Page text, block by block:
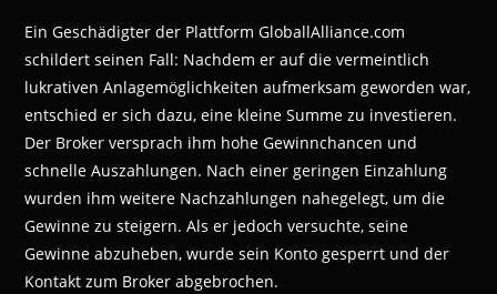
Ein Geschädigter der Plattform GloballAlliance.com
schildert seinen Fall: Nachdem er auf die vermeintlich
lukrativen Anlagemöglichkeiten aufmerksam geworden war,
entschied er sich dazu, eine kleine Summe zu investieren.
Der Broker versprach ihm hohe Gewinnchancen und
schnelle Auszahlungen. Nach einer geringen Einzahlung
wurden ihm weitere Nachzahlungen nahegelegt, um die
Gewinne zu steigern. Als er jedoch versuchte, seine
Gewinne abzuheben, wurde sein Konto gesperrt und der
Kontakt zum Broker abgebrochen.